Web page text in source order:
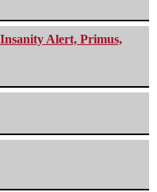
Alert, Primus,